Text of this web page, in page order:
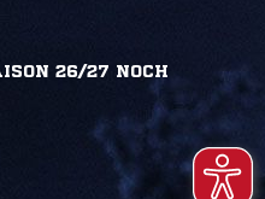
26/27 NOCH